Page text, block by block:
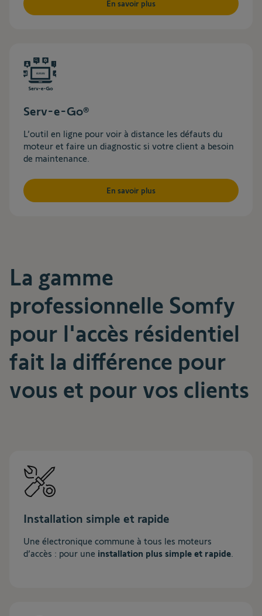
En savoir plus
Serv-e-Go®
L’outil en ligne pour voir à distance les défauts du
moteur et faire un diagnostic si votre client a besoin
de maintenance.
En savoir plus
La gamme
professionnelle Somfy
pour l'accès résidentiel
fait la différence pour
vous et pour vos clients
Installation simple et rapide
Une électronique commune à tous les moteurs
d’accès : pour une installation plus simple et rapide.